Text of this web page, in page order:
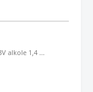
alkole 1,4 ...